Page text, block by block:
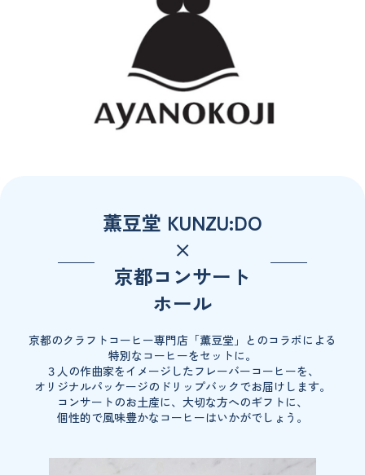
薫豆堂 KUNZU:DO
×
京都コンサート
ホール
京都のクラフトコーヒー専門店「薫豆堂」とのコラボによる
特別なコーヒーをセットに。
３人の作曲家をイメージしたフレーバーコーヒーを、
オリジナルパッケージのドリップバックでお届けします。
コンサートのお土産に、大切な方へのギフトに、
個性的で風味豊かなコーヒーはいかがでしょう。